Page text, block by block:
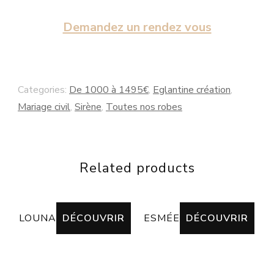
Demandez un rendez vous
Categories: De 1000 à 1495€, Eglantine création,
Mariage civil, Sirène, Toutes nos robes
Related products
LOUNA DÉCOUVRIR ESMÉE DÉCOUVRIR